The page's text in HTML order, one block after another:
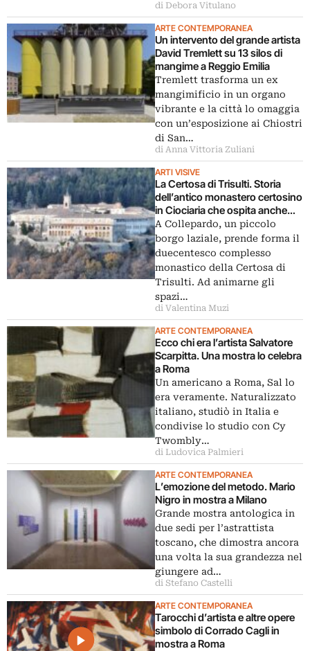
di Debora Vitulano
ARTE CONTEMPORANEA
Un intervento del grande artista
David Tremlett su 13 silos di
mangime a Reggio Emilia
Tremlett trasforma un ex
mangimificio in un organo
vibrante e la città lo omaggia
con un’esposizione ai Chiostri
di San…
di Anna Vittoria Zuliani
ARTI VISIVE
La Certosa di Trisulti. Storia
dell’antico monastero certosino
in Ciociaria che ospita anche
mostre d’arte contemporanea
A Collepardo, un piccolo
borgo laziale, prende forma il
duecentesco complesso
monastico della Certosa di
Trisulti. Ad animarne gli
spazi…
di Valentina Muzi
ARTE CONTEMPORANEA
Ecco chi era l’artista Salvatore
Scarpitta. Una mostra lo celebra
a Roma
Un americano a Roma, Sal lo
era veramente. Naturalizzato
italiano, studiò in Italia e
condivise lo studio con Cy
Twombly…
di Ludovica Palmieri
ARTE CONTEMPORANEA
L’emozione del metodo. Mario
Nigro in mostra a Milano
Grande mostra antologica in
due sedi per l’astrattista
toscano, che dimostra ancora
una volta la sua grandezza nel
giungere ad…
di Stefano Castelli
ARTE CONTEMPORANEA
Tarocchi d’artista e altre opere
simbolo di Corrado Cagli in
mostra a Roma